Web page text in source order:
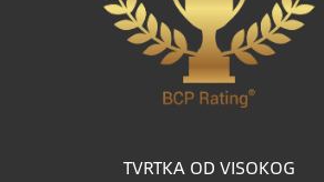
TVRTKA OD VISOKOG